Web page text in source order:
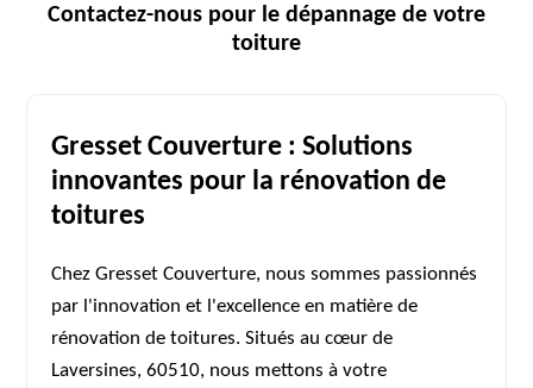
Contactez-nous pour le dépannage de votre
toiture
Gresset Couverture : Solutions
innovantes pour la rénovation de
toitures
Chez Gresset Couverture, nous sommes passionnés
par l'innovation et l'excellence en matière de
rénovation de toitures. Situés au cœur de
Laversines, 60510, nous mettons à votre